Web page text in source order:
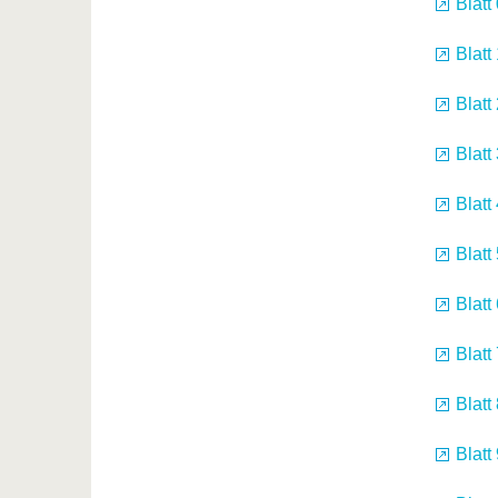
Blatt
Blatt
Blatt
Blatt
Blatt
Blatt
Blatt
Blatt
Blatt
Blatt